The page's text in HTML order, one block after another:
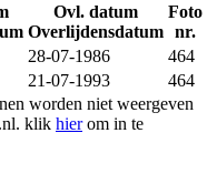
Ovl. datum
Overlijdensdatum
Foto
nr.
28-07-1986
464
21-07-1993
464
worden niet weergeven
klik hierom in te